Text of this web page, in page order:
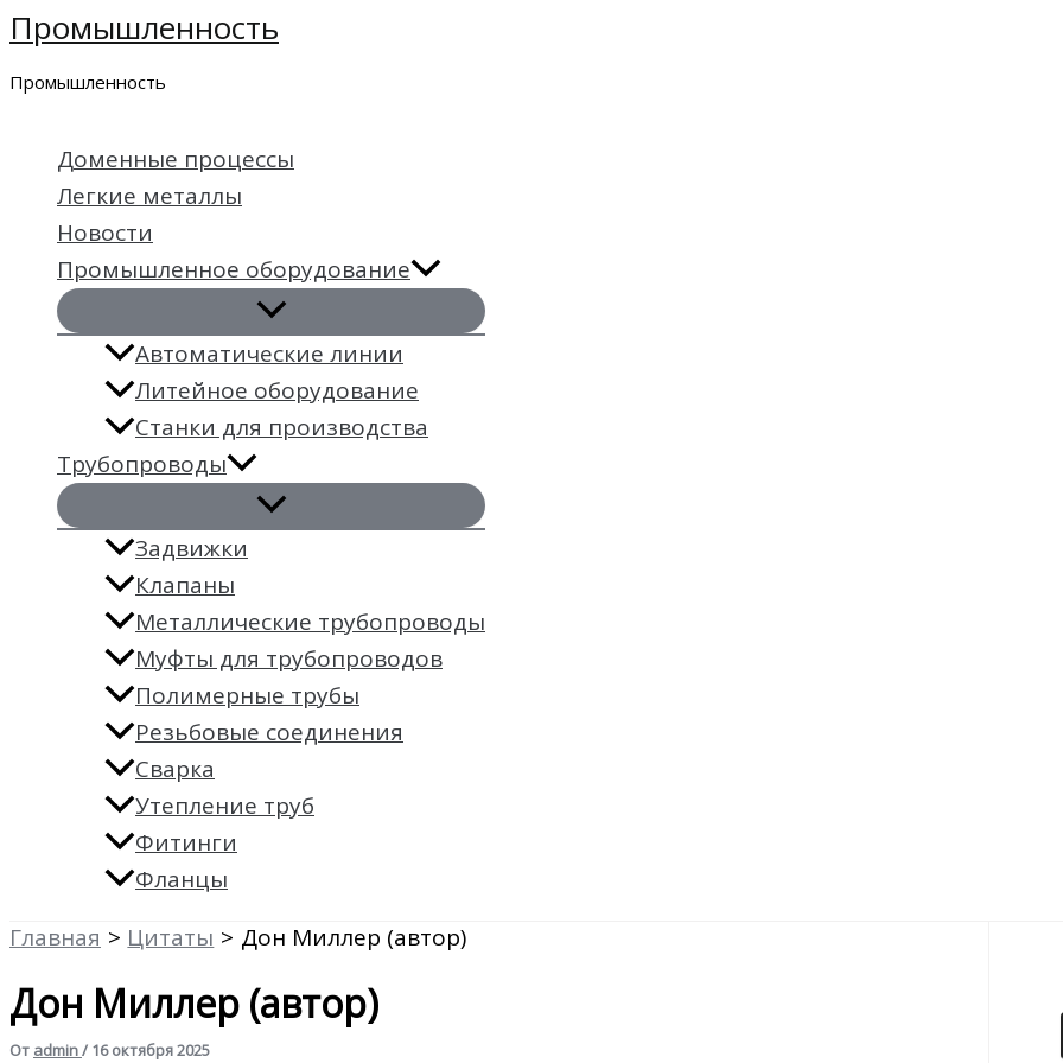
Перейти
содержимому
Промышленность
Промышленность
Доменные процессы
Легкие металлы
Новости
Промышленное оборудование
Автоматические линии
Литейное оборудование
Станки для производства
Трубопроводы
Задвижки
Клапаны
Металлические трубопроводы
Муфты для трубопроводов
Полимерные трубы
Резьбовые соединения
Сварка
Утепление труб
Фитинги
Фланцы
Главная
Цитаты Дон Миллер (автор)
Дон Миллер (автор)
От admin/ 16 октября 2025